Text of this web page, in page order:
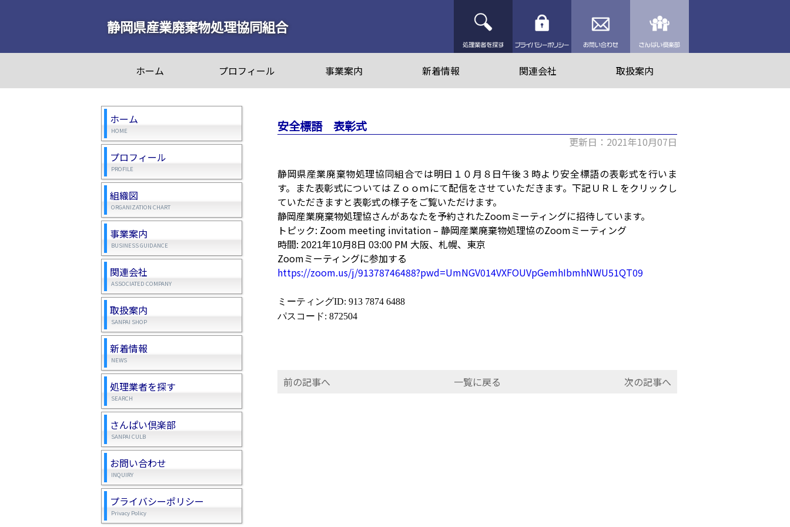
静岡県産業廃棄物処理協同組合
ホーム プロフィール 事業案内 新着情報 関連会社 取扱案内
ホーム
HOME
プロフィール
PROFILE
組織図
ORGANIZATION CHART
事業案内
BUSINESS GUIDANCE
関連会社
ASSOCIATED COMPANY
取扱案内
SANPAI SHOP
新着情報
NEWS
処理業者を探す
SEARCH
さんぱい倶楽部
SANPAI CULB
お問い合わせ
INQUIRY
プライバシーポリシー
Privacy Policy
安全標語 表彰式
更新日：2021年10月07日
静岡県産業廃棄物処理協同組合では明日１０月８日午後３時より安全標語の表彰式を行いま
す。また表彰式についてはＺｏｏｍにて配信をさせていただきます。下記ＵＲＬをクリックし
ていただきますと表彰式の様子をご覧いただけます。
静岡産業廃棄物処理協さんがあなたを予約されたZoomミーティングに招待しています。
トピック: Zoom meeting invitation – 静岡産業廃棄物処理協のZoomミーティング
時間: 2021年10月8日 03:00 PM 大阪、札幌、東京
Zoomミーティングに参加する
https://zoom.us/j/91378746488?pwd=UmNGV014VXFOUVpGemhIbmhNWU51QT09
ミーティングID: 913 7874 6488
パスコード: 872504
前の記事へ 一覧に戻る 次の記事へ